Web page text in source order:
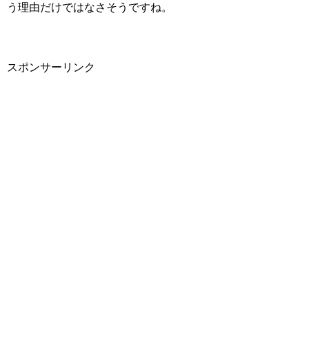
う理由だけではなさそうですね。
スポンサーリンク